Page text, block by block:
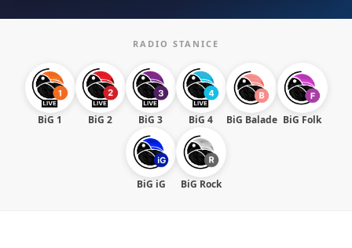
RADIO STANICE
BiG 1 BiG 2 BiG 3 BiG 4 BiG Balade BiG Folk
BiG iG BiG Rock